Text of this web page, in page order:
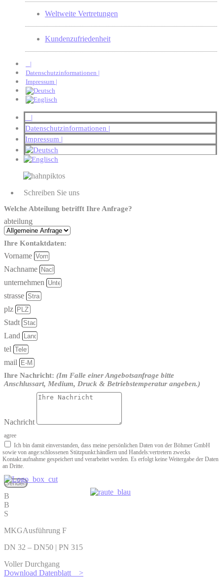
Weltweite Vertretungen
Kundenzufriedenheit
|
Datenschutzinformationen |
Impressum |
|
Datenschutzinformationen |
Impressum |
Schreiben Sie uns
Welche Abteilung betrifft Ihre Anfrage?
abteilung
Ihre Kontaktdaten:
Vorname
Nachname
unternehmen
strasse
plz
Stadt
Land
tel
mail
Ihre Nachricht: (Im Falle einer Angebotsanfrage bitte
Anschlussart, Medium, Druck & Betriebstemperatur angeben.)
Nachricht
agree
Ich bin damit einverstanden, dass meine persönlichen Daten von der Böhmer GmbH
sowie von ange­:schlossenen Stützpunkt­:händlern und Handels­:vertretern zwecks
Kontakt­:aufnahme gespeichert und verarbeitet werden. Es erfolgt keine Weitergabe der Daten
an Dritte.
Senden
B
B
S
MKGAusführung F
DN 32 – DN50 | PN 315
Voller Durchgang
Download Datenblatt >